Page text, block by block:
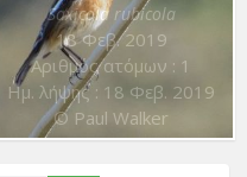
Saxicola rubicola
18 Φεβ. 2019
Αριθμός ατόμων : 1
Ημ. λήψης : 18 Φεβ. 2019
© Paul Walker